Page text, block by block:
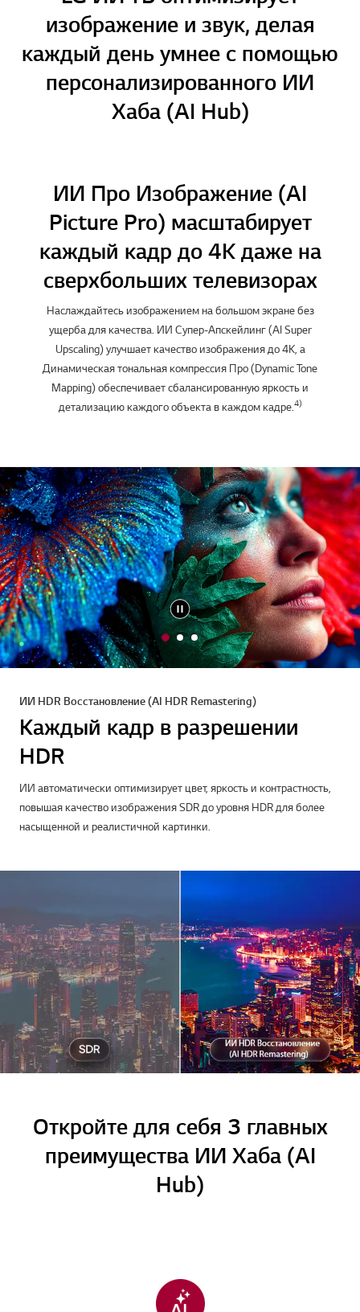
изображение и звук, делая
каждый день умнее с помощью
персонализированного ИИ
Хаба (AI Hub)
ИИ Про Изображение (AI
Picture Pro) масштабирует
каждый кадр до 4K даже на
сверхбольших телевизорах
Наслаждайтесь изображением на большом экране без
ущерба для качества. ИИ Супер-Апскейлинг (AI Super
Upscaling) улучшает качество изображения до 4K, а
Динамическая тональная компрессия Про (Dynamic Tone
Mapping) обеспечивает сбалансированную яркость и
детализацию каждого объекта в каждом кадре.4)
1
f
2
f
3
o
f
ИИ HDR Восстановление (AI HDR Remastering)
Каждый кадр в разрешении
HDR
ИИ автоматически оптимизирует цвет, яркость и контрастность,
повышая качество изображения SDR до уровня HDR для более
насыщенной и реалистичной картинки.
Откройте для себя 3 главных
преимущества ИИ Хаба (AI
Hub)